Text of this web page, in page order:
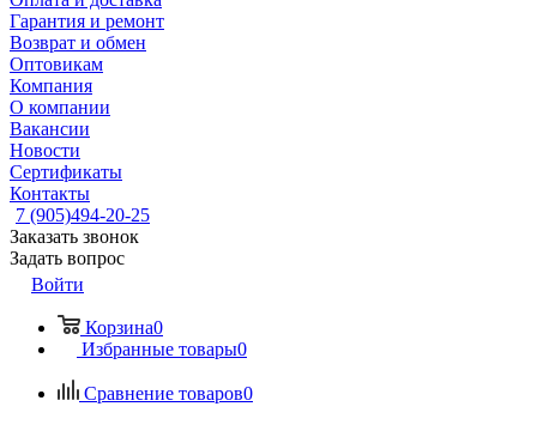
Гарантия и ремонт
Возврат и обмен
Оптовикам
Компания
О компании
Вакансии
Новости
Сертификаты
Контакты
7 (905)494-20-25
Заказать звонок
Задать вопрос
Войти
Корзина0
Избранные товары0
Сравнение товаров0